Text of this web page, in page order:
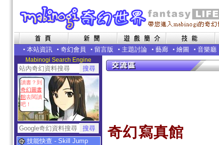
• 本站資訊 • 奇幻會員 • 留言版 • 主題討論 • 藝廊 • 繪圖 • 音樂廳
Mabinogi Search Engine
讀書？到
奇幻圖書
館去閱讀
吧！
技能快查 - Skill Jump
奇幻寫真館